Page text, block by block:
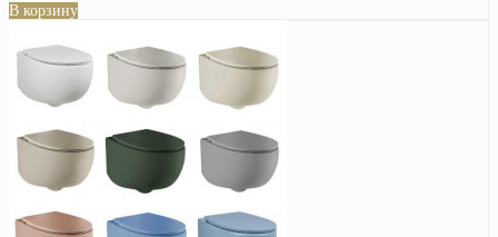
В корзину